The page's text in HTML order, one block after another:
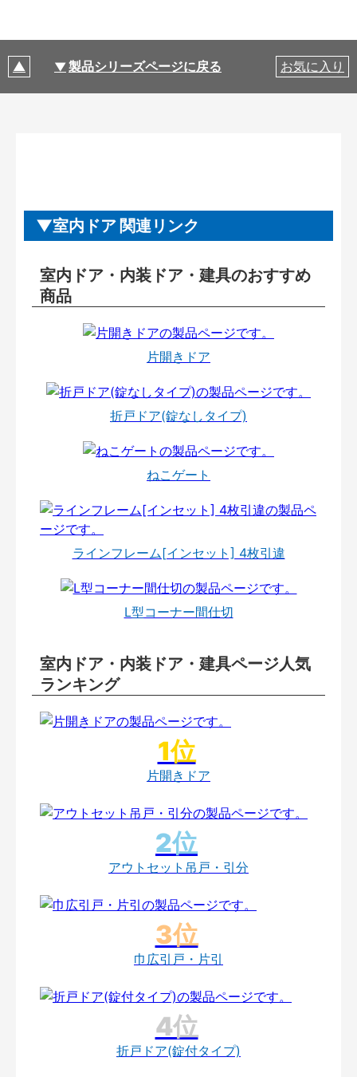
製品シリーズページに戻る お気に入り
室内ドア 関連リンク
室内ドア・内装ドア・建具のおすすめ
商品
片開きドア
折戸ドア(錠なしタイプ)
ねこゲート
ラインフレーム[インセット] 4枚引違
L型コーナー間仕切
室内ドア・内装ドア・建具ページ人気
ランキング
片開きドア
アウトセット吊戸・引分
巾広引戸・片引
折戸ドア(錠付タイプ)